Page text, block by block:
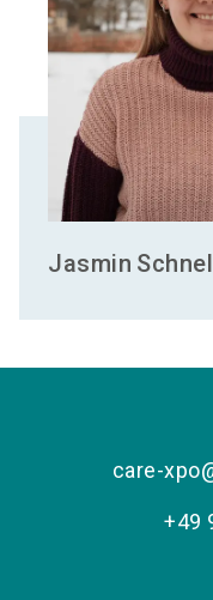
Jasmin
care-
+49